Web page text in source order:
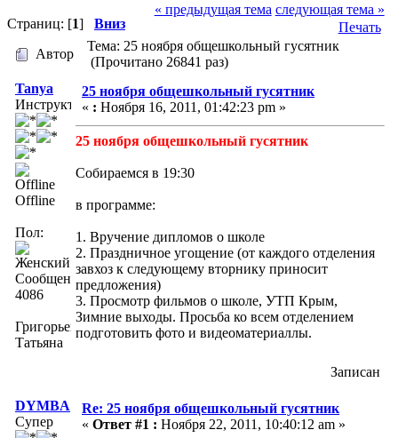
Страниц: [1] Вниз
« предыдущая тема следующая тема »
Печать
Автор
Тема: 25 ноября общешкольный гусятник
(Прочитано 26841 раз)
Tanya
Инструктор
Offline
Пол:
Сообщений:
4086
Григорьева
Татьяна
25 ноября общешкольный гусятник
« : Ноября 16, 2011, 01:42:23 pm »
25 ноября общешкольный гусятник
Собираемся в 19:30
в программе:
1. Вручение дипломов о школе
2. Праздничное угощение (от каждого отделения
завхоз к следующему вторнику приносит
предложения)
3. Просмотр фильмов о школе, УТП Крым,
Зимние выходы. Просьба ко всем отделением
подготовить фото и видеоматериаллы.
Записан
DYMBA
Супер
Re: 25 ноября общешкольный гусятник
« Ответ #1 : Ноября 22, 2011, 10:40:12 am »